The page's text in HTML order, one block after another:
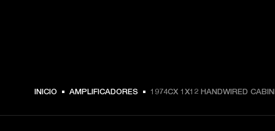
INICIO AMPLIFICADORES 1974CX 1X12 HANDWIRED